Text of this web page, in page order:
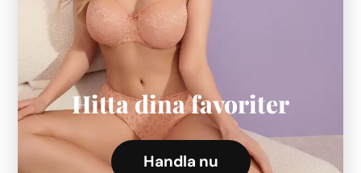
Hitta dina favoriter
Handla nu